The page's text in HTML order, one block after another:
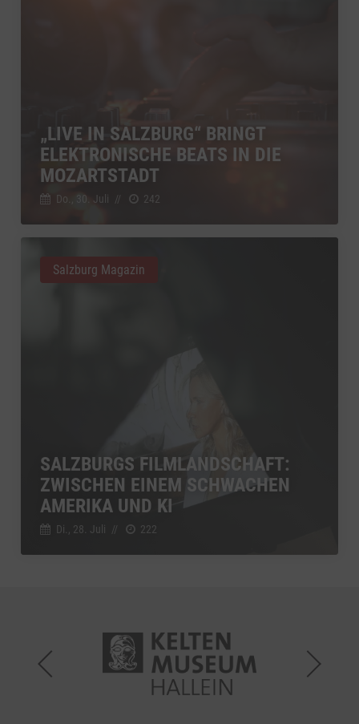
„LIVE IN SALZBURG“ BRINGT
ELEKTRONISCHE BEATS IN DIE
MOZARTSTADT
Do., 30. Juli // 242
SALZBURGS FILMLANDSCHAFT:
ZWISCHEN EINEM SCHWACHEN
AMERIKA UND KI
Di., 28. Juli // 222
Salzburg Magazin